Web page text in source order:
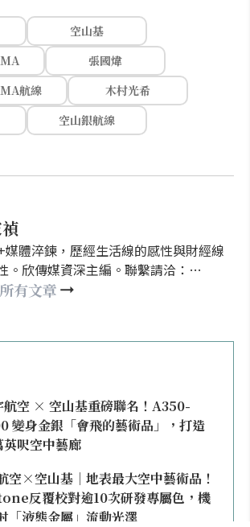
空山基
張國煒
航線
木村光希
空山銀航線
媒體淬鍊，歷經生活線的感性與財經線
。欣傳媒資深主編。聯繫請洽：
有文章
航空 × 空山基重磅聯名！A350-
變身金銀「會飛的藝術品」，打造
英呎空中藝廊
空×空山基｜地表最大空中藝術品！
反覆校對逾10次研發專屬色，機
「液態金屬」流動光澤